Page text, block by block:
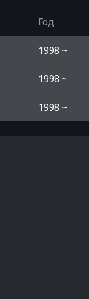
Год
1998 ~
1998 ~
1998 ~